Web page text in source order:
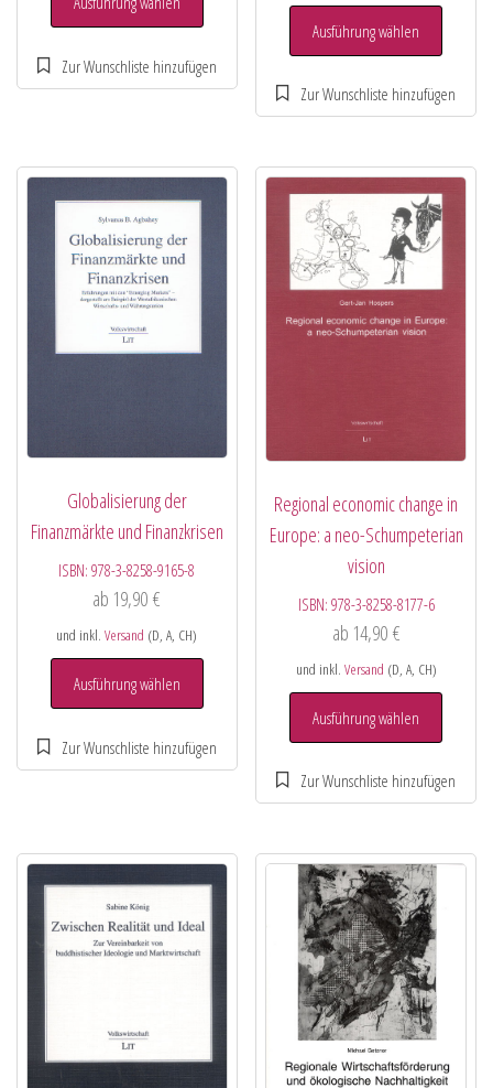
Ausführung wählen
Globalisierung der
Finanzmärkte und Finanzkrisen
ISBN:978-3-8258-9165-8
ab 19,90€
und inkl.Versand (D, A, CH)
Ausführung wählen
Regional economic change in
Europe: a neo-Schumpeterian
vision
ISBN: 978-3-8258-8177-6
ab 14,90 €
und inkl. Versand (D, A, CH)
Ausführung wählen